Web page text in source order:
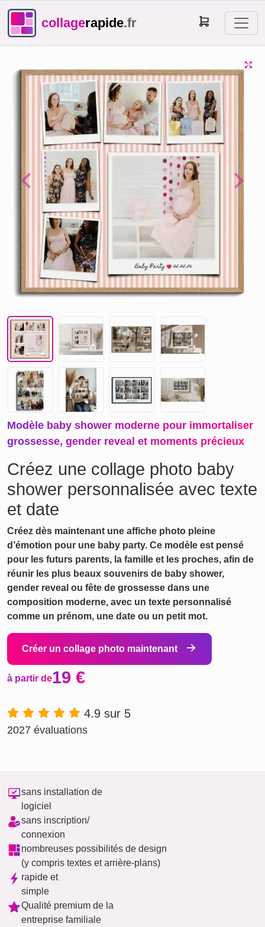
collagerapide.fr
Previous Next
Modèle baby shower moderne pour immortaliser
grossesse, gender reveal et moments précieux
Créez une collage photo baby
shower personnalisée avec texte
et date
Créez dès maintenant une affiche photo pleine
d’émotion pour une baby party. Ce modèle est pensé
pour les futurs parents, la famille et les proches, afin de
réunir les plus beaux souvenirs de baby shower,
gender reveal ou fête de grossesse dans une
composition moderne, avec un texte personnalisé
comme un prénom, une date ou un petit mot.
Créer un collage photo maintenant
à partir de19 €
4.9 sur 5
2027 évaluations
sans installation de
logiciel
sans inscription/
connexion
nombreuses possibilités de design
(y compris textes et arrière-plans)
rapide et
simple
Qualité premium de la
entreprise familiale